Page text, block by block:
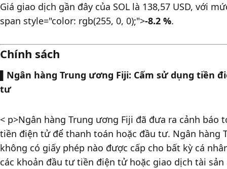
Giá giao dịch gần đây của SOL là 138,57 USD, với
span style="color: rgb(255, 0, 0);">-8.2 %.
Chính sách
Ngân hàng Trung ương Fiji: Cấm sử dụng tiền
tư
< p>Ngân hàng Trung ương Fiji đã đưa ra cảnh báo
tiền điện tử để thanh toán hoặc đầu tư. Ngân hàng
không có giấy phép nào được cấp cho bất kỳ cá
các khoản đầu tư tiền điện tử hoặc giao dịch tài